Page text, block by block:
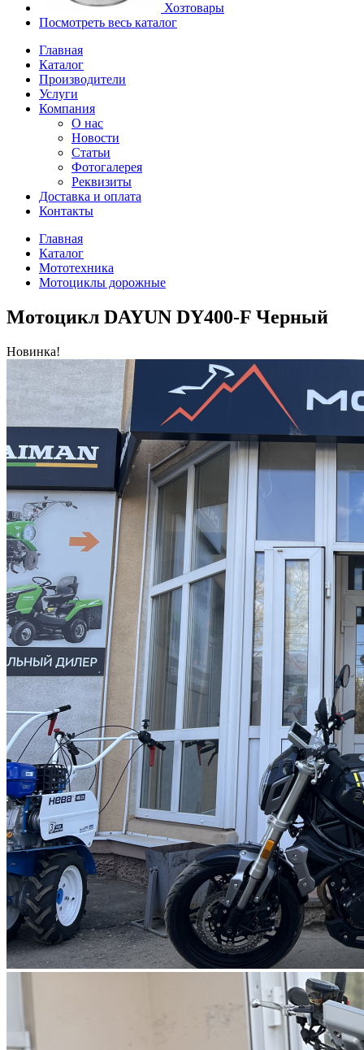
Хозтовары
Посмотреть весь каталог
Главная
Каталог
Производители
Услуги
Компания
О нас
Новости
Статьи
Фотогалерея
Реквизиты
Доставка и оплата
Контакты
Главная
Каталог
Мототехника
Мотоциклы дорожные
Мотоцикл DAYUN DY400-F Черный
Новинка!